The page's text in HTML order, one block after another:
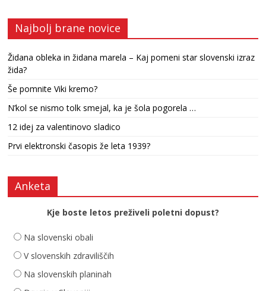
Najbolj brane novice
Židana obleka in židana marela – Kaj pomeni star slovenski izraz
žida?
Še pomnite Viki kremo?
N’kol se nismo tolk smejal, ka je šola pogorela …
12 idej za valentinovo sladico
Prvi elektronski časopis že leta 1939?
Anketa
Kje boste letos preživeli poletni dopust?
Na slovenski obali
V slovenskih zdraviliščih
Na slovenskih planinah